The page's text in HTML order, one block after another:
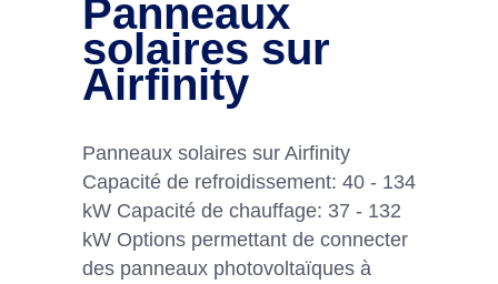
Panneaux
solaires sur
Airfinity
Panneaux solaires sur Airfinity
Capacité de refroidissement: 40 - 134
kW Capacité de chauffage: 37 - 132
kW Options permettant de connecter
des panneaux photovoltaïques à